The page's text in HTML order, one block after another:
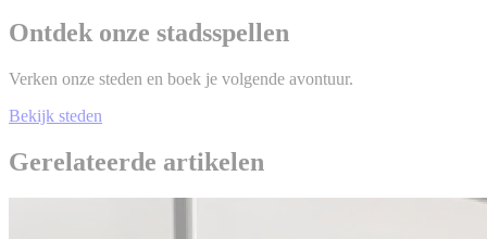
Ontdek onze stadsspellen
Verken onze steden en boek je volgende avontuur.
Bekijk steden
Gerelateerde artikelen